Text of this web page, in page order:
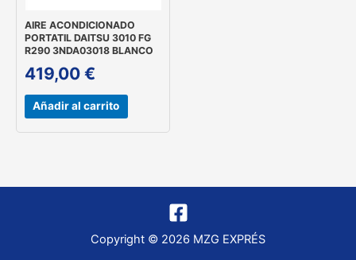
AIRE ACONDICIONADO
PORTATIL DAITSU 3010 FG
R290 3NDA03018 BLANCO
419,00 €
Añadir al carrito
Copyright © 2026 MZG EXPRÉS